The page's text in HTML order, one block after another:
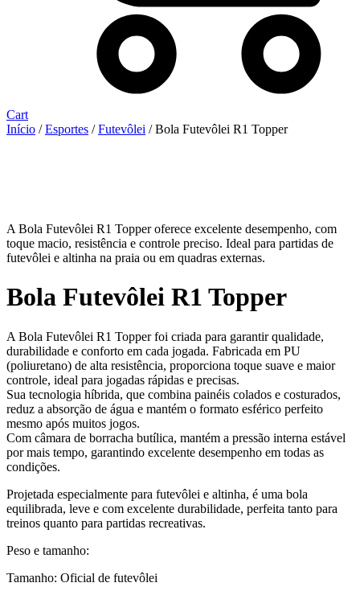
Cart
Início /Esportes /Futevôlei / Bola Futevôlei R1 Topper
A Bola Futevôlei R1 Topper oferece excelente desempenho, com
toque macio, resistência e controle preciso. Ideal para partidas de
futevôlei e altinha na praia ou em quadras externas.
Bola Futevôlei R1 Topper
A Bola Futevôlei R1 Topper foi criada para garantir qualidade,
durabilidade e conforto em cada jogada. Fabricada em PU
(poliuretano) de alta resistência, proporciona toque suave e maior
controle, ideal para jogadas rápidas e precisas.
Sua tecnologia híbrida, que combina painéis colados e costurados,
reduz a absorção de água e mantém o formato esférico perfeito
mesmo após muitos jogos.
Com câmara de borracha butílica, mantém a pressão interna estável
por mais tempo, garantindo excelente desempenho em todas as
condições.
Projetada especialmente para futevôlei e altinha, é uma bola
equilibrada, leve e com excelente durabilidade, perfeita tanto para
treinos quanto para partidas recreativas.
Peso e tamanho:
Tamanho: Oficial de futevôlei